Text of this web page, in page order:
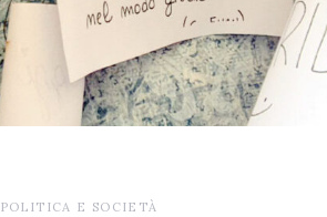
POLITICA E SOCIETÀ